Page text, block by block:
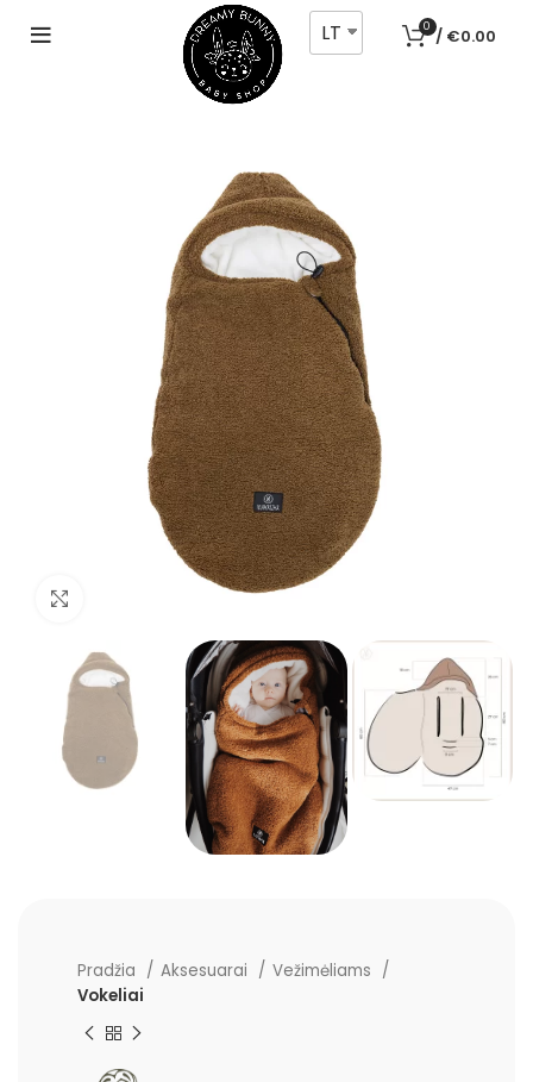
LT 0 / €0.00
Pradžia Aksesuarai
Vežimėliams
Vokeliai